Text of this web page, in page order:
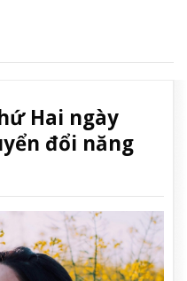
Hai ngày
đổi năng